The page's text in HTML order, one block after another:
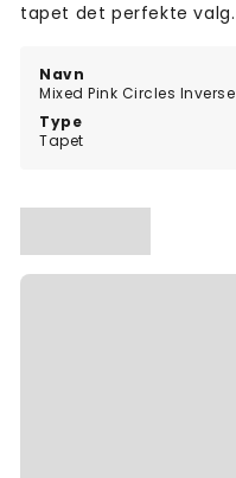
Navn
Mixed Pink Circles Inverse
Type
Tapet
tapet det perfekte valg.